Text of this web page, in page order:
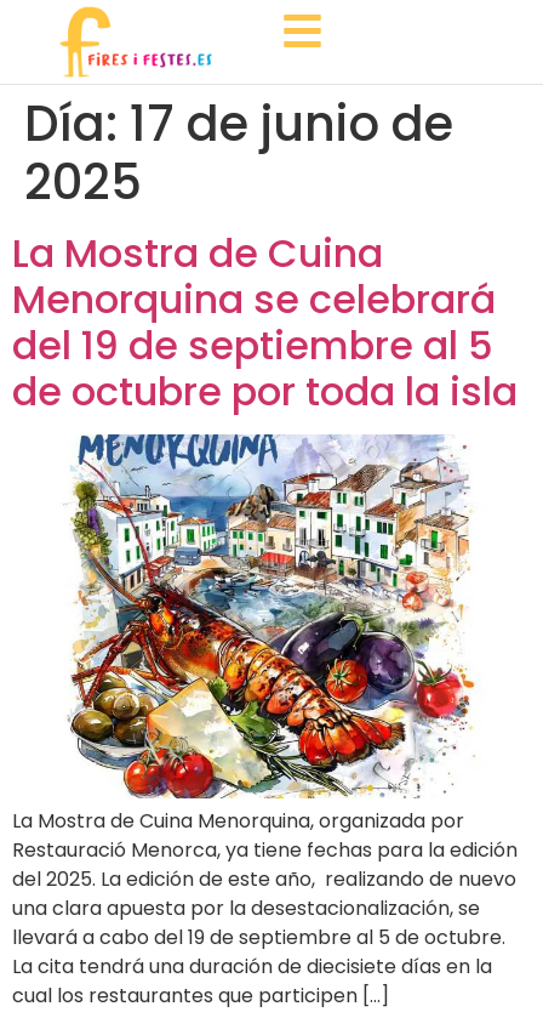
Día: 17 de junio de
2025
La Mostra de Cuina
Menorquina se celebrará
del 19 de septiembre al 5
de octubre por toda la isla
La Mostra de Cuina Menorquina, organizada por
Restauració Menorca, ya tiene fechas para la edición
del 2025. La edición de este año, realizando de nuevo
una clara apuesta por la desestacionalización, se
llevará a cabo del 19 de septiembre al 5 de octubre.
La cita tendrá una duración de diecisiete días en la
cual los restaurantes que participen […]